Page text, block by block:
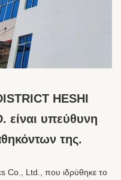
HESHI
είναι υπεύθυνη
της.
Co., Ltd., που ιδρύθηκε το